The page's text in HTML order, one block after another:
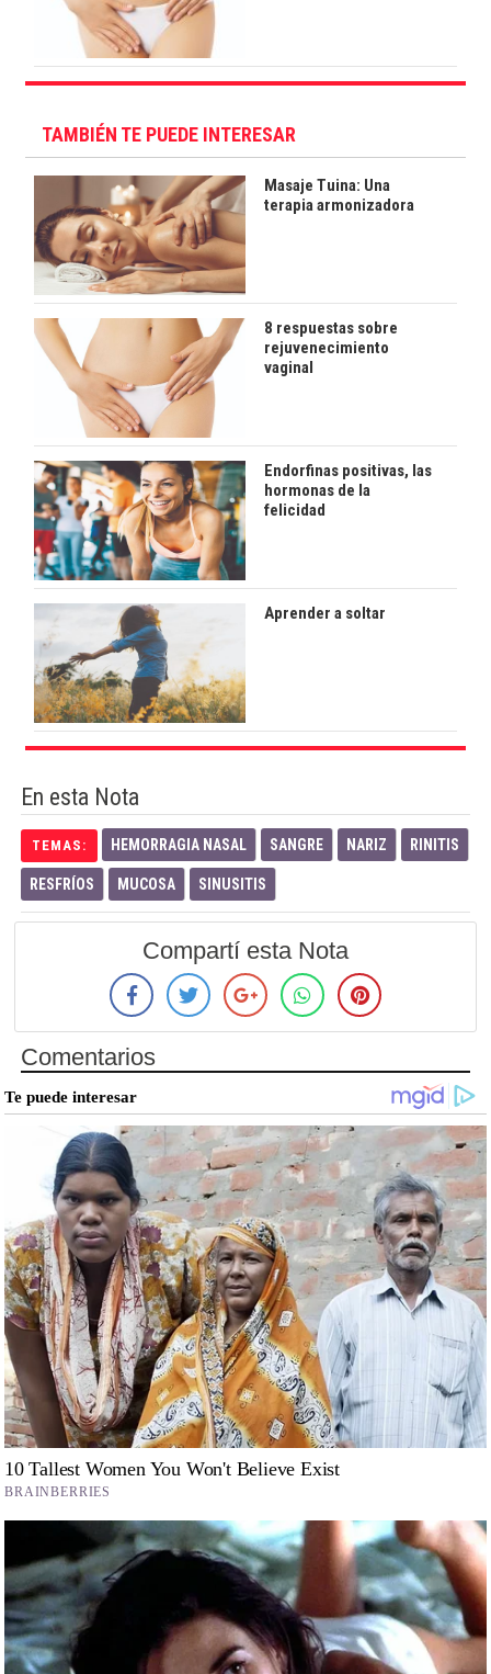
TAMBIÉN TE PUEDE INTERESAR
Masaje Tuina: Una
terapia armonizadora
8 respuestas sobre
rejuvenecimiento
vaginal
Endorfinas positivas, las
hormonas de la
felicidad
Aprender a soltar
En esta Nota
TEMAS: HEMORRAGIA NASAL SANGRE NARIZ RINITIS
RESFRÍOS MUCOSA SINUSITIS
Compartí esta Nota
Comentarios